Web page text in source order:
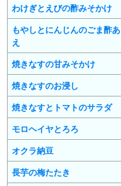
わけぎとえびの酢みそかけ
もやしとにんじんのごま酢あ
え
焼きなすの甘みそかけ
焼きなすのお浸し
焼きなすとトマトのサラダ
モロヘイヤとろろ
オクラ納豆
長芋の梅たたき